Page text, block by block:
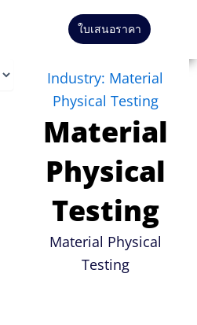
ใบเสนอราคา
Industry: Material
Physical Testing
Material
Physical
Testing
Material Physical
Testing